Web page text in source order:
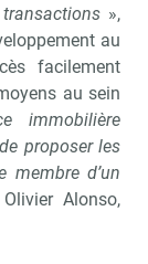
»,
au
facilement
au sein
immobilière
proposer les
membre d’un
Alonso,